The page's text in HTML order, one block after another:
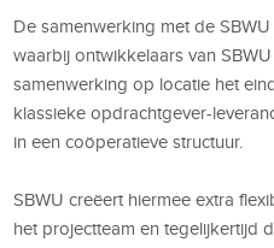
De samenwerking met de
waarbij ontwikkelaars van
samenwerking op locatie het
klassieke opdrachtgever-
in een coöperatieve structuur.
SBWU creëert hiermee extra
het projectteam en tegelijkertijd